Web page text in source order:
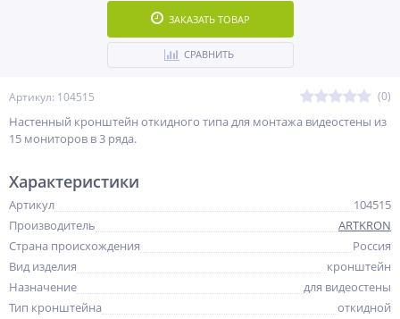
Артикул: 104515 (0)
Настенный кронштейн откидного типа для монтажа видеостены из
15 мониторов в 3 ряда.
ЗАКАЗАТЬ ТОВАР
СРАВНИТЬ
Характеристики
Артикул
104515
Производитель
ARTKRON
Страна происхождения
Россия
Вид изделия
кронштейн
Назначение
для видеостены
Тип кронштейна
откидной